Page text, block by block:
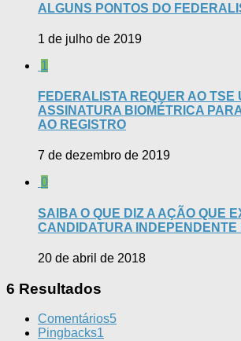
ALGUNS PONTOS DO
1 de julho de 2019
1
FEDERALISTA REQUER AO TSE
ASSINATURA BIOMÉTRICA
AO REGISTRO
7 de dezembro de 2019
0
SAIBA O QUE DIZ A AÇÃO QUE
CANDIDATURA INDEPENDENTE
20 de abril de 2018
6 Resultados
Comentários5
Pingbacks1